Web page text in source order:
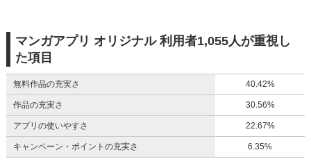
マンガアプリ オリジナル 利用者1,055人が重視し
た項目
無料作品の充実さ 40.42%
作品の充実さ 30.56%
アプリの使いやすさ 22.67%
キャンペーン・ポイントの充実さ 6.35%